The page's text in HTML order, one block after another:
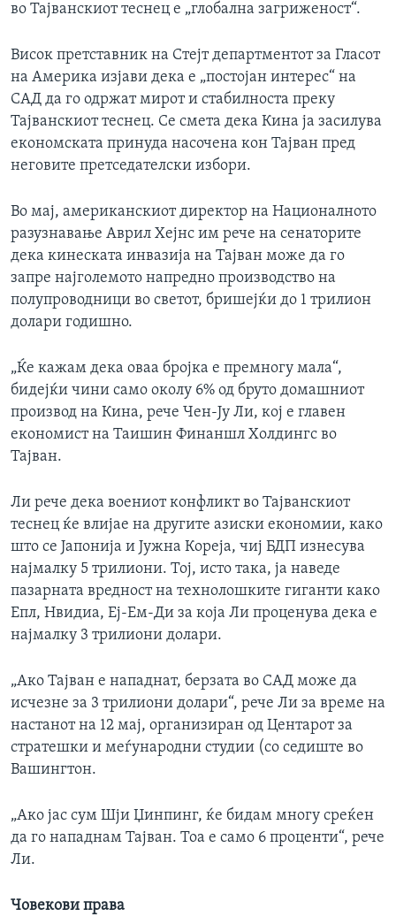
во Тајванскиот теснец е „глобална загриженост“.
Висок претставник на Стејт департментот за Гласот
на Америка изјави дека е „постојан интерес“ на
САД да го одржат мирот и стабилноста преку
Тајванскиот теснец. Се смета дека Кина ја засилува
економската принуда насочена кон Тајван пред
неговите претседателски избори.
Во мај, американскиот директор на Националното
разузнавање Аврил Хејнс им рече на сенаторите
дека кинеската инвазија на Тајван може да го
запре најголемото напредно производство на
полупроводници во светот, бришејќи до 1 трилион
долари годишно.
„Ќе кажам дека оваа бројка е премногу мала“,
бидејќи чини само околу 6% од бруто домашниот
производ на Кина, рече Чен-Ју Ли, кој е главен
економист на Таишин Финаншл Холдингс во
Тајван.
Ли рече дека воениот конфликт во Тајванскиот
теснец ќе влијае на другите азиски економии, како
што се Јапонија и Јужна Кореја, чиј БДП изнесува
најмалку 5 трилиони. Тој, исто така, ја наведе
пазарната вредност на технолошките гиганти како
Епл, Нвидиа, Еј-Ем-Ди за која Ли проценува дека е
најмалку 3 трилиони долари.
„Ако Тајван е нападнат, берзата во САД може да
исчезне за 3 трилиони долари“, рече Ли за време на
настанот на 12 мај, организиран од Центарот за
стратешки и меѓународни студии (со седиште во
Вашингтон.
„Ако јас сум Шји Џинпинг, ќе бидам многу среќен
да го нападнам Тајван. Тоа е само 6 проценти“, рече
Ли.
Човекови права